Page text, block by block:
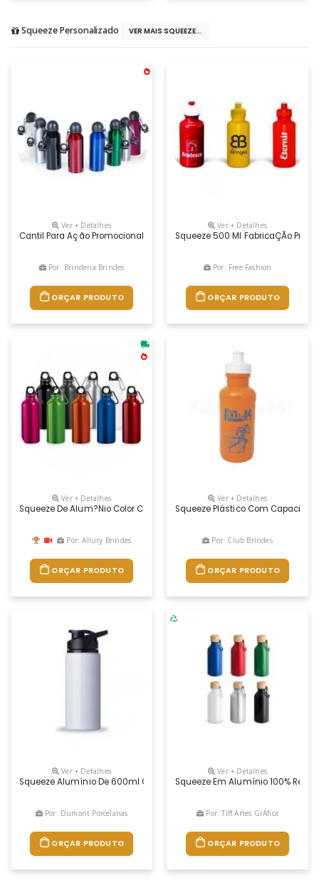
Squeeze Personalizado VER MAIS SQUEEZE...
Ver + Detalhes
Cantil Para Ação Promocional, Cantil Para Evento Corporativo, Cantil
Por: Brinderia Brindes
ORÇAR PRODUTO
Ver + Detalhes
Squeeze 500 Ml FabricaÇÃo
Por: Free Fashion
ORÇAR PRODUTO
Ver + Detalhes
Squeeze De Alum?nio Color Com Mosquet?o
Por: Allury Brindes
ORÇAR PRODUTO
Ver + Detalhes
Squeeze Plástico Com
Por: Club Brindes
ORÇAR PRODUTO
Ver + Detalhes
Squeeze Alumínio De 600ml Com Pintura Brilhante. Squeeze Com
Por: Dumont Porcelanas
ORÇAR PRODUTO
Ver + Detalhes
Squeeze Em Alumínio 100%
Por: Tiff Artes GrÁfica
ORÇAR PRODUTO